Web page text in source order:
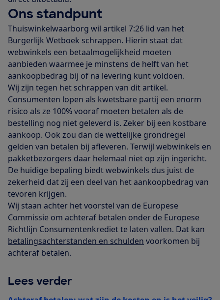
Ons standpunt
Thuiswinkelwaarborg wil artikel 7:26 lid van het
Burgerlijk Wetboek schrappen. Hierin staat dat
webwinkels een betaalmogelijkheid moeten
aanbieden waarmee je minstens de helft van het
aankoopbedrag bij of na levering kunt voldoen.
Wij zijn tegen het schrappen van dit artikel.
Consumenten lopen als kwetsbare partij een enorm
risico als ze 100% vooraf moeten betalen als de
bestelling nog niet geleverd is. Zeker bij een kostbare
aankoop. Ook zou dan de wettelijke grondregel
gelden van betalen bij afleveren. Terwijl webwinkels en
pakketbezorgers daar helemaal niet op zijn ingericht.
De huidige bepaling biedt webwinkels dus juist de
zekerheid dat zij een deel van het aankoopbedrag van
tevoren krijgen.
Wij staan achter het voorstel van de Europese
Commissie om achteraf betalen onder de Europese
Richtlijn Consumentenkrediet te laten vallen. Dat kan
betalingsachterstanden en schulden voorkomen bij
achteraf betalen.
Lees verder